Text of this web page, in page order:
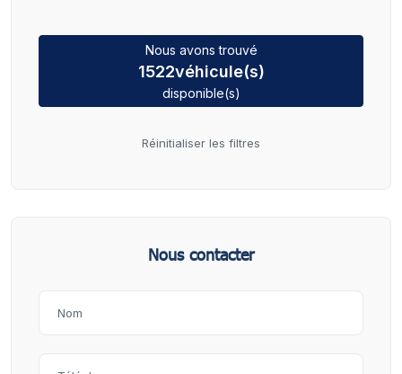
Nous avons trouvé
1522véhicule(s)
disponible(s)
Réinitialiser les filtres
Nous contacter